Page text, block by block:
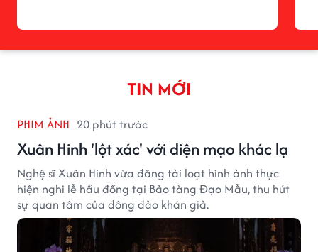
TIN MỚI
PHIM ẢNH 20 phút trước
Xuân Hinh 'lột xác' với diện mạo khác lạ
Nghệ sĩ Xuân Hinh vừa đăng tải loạt hình ảnh thực
hiện nghi lễ hầu đồng tại Bảo tàng Đạo Mẫu, thu hút
sự quan tâm của đông đảo khán giả.